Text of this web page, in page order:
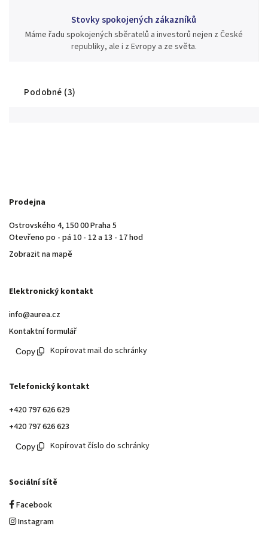
Stovky spokojených zákazníků
Máme řadu spokojených sběratelů a investorů nejen z České
republiky, ale i z Evropy a ze světa.
Podobné (3)
Prodejna
Ostrovského 4, 150 00 Praha 5
Otevřeno po - pá 10 - 12 a 13 - 17 hod
Zobrazit na mapě
Elektronický kontakt
info@aurea.cz
Kontaktní formulář
Kopírovat mail do schránky
Telefonický kontakt
+420 797 626 629
+420 797 626 623
Kopírovat číslo do schránky
Sociální sítě
Facebook
Instagram